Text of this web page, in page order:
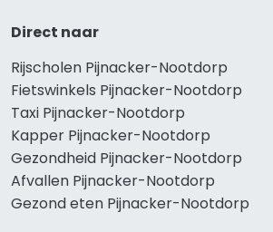
Direct naar
Rijscholen Pijnacker-Nootdorp
Fietswinkels Pijnacker-Nootdorp
Taxi Pijnacker-Nootdorp
Kapper Pijnacker-Nootdorp
Gezondheid Pijnacker-Nootdorp
Afvallen Pijnacker-Nootdorp
Gezond eten Pijnacker-Nootdorp